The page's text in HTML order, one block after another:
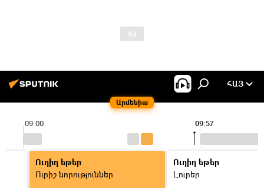
Արմենիա
ՀԱՅ
09:00 09:57
Ուղիղ եթեր
Ուրիշ նորություններ
Ուղիղ եթեր
Լուրեր